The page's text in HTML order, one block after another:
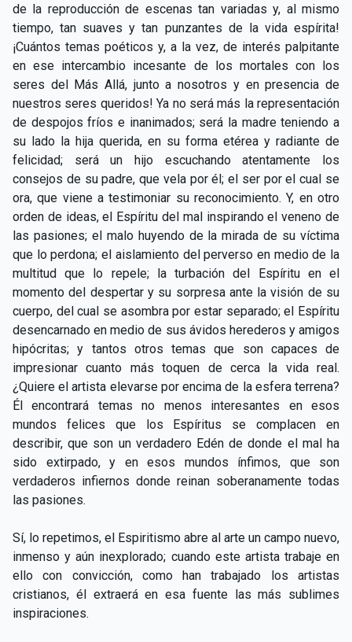
de la reproducción de escenas tan variadas y, al mismo
tiempo, tan suaves y tan punzantes de la vida espírita!
¡Cuántos temas poéticos y, a la vez, de interés palpitante
en ese intercambio incesante de los mortales con los
seres del Más Allá, junto a nosotros y en presencia de
nuestros seres queridos! Ya no será más la representación
de despojos fríos e inanimados; será la madre teniendo a
su lado la hija querida, en su forma etérea y radiante de
felicidad; será un hijo escuchando atentamente los
consejos de su padre, que vela por él; el ser por el cual se
ora, que viene a testimoniar su reconocimiento. Y, en otro
orden de ideas, el Espíritu del mal inspirando el veneno de
las pasiones; el malo huyendo de la mirada de su víctima
que lo perdona; el aislamiento del perverso en medio de la
multitud que lo repele; la turbación del Espíritu en el
momento del despertar y su sorpresa ante la visión de su
cuerpo, del cual se asombra por estar separado; el Espíritu
desencarnado en medio de sus ávidos herederos y amigos
hipócritas; y tantos otros temas que son capaces de
impresionar cuanto más toquen de cerca la vida real.
¿Quiere el artista elevarse por encima de la esfera terrena?
Él encontrará temas no menos interesantes en esos
mundos felices que los Espíritus se complacen en
describir, que son un verdadero Edén de donde el mal ha
sido extirpado, y en esos mundos ínfimos, que son
verdaderos infiernos donde reinan soberanamente todas
las pasiones.
Sí, lo repetimos, el Espiritismo abre al arte un campo nuevo,
inmenso y aún inexplorado; cuando este artista trabaje en
ello con convicción, como han trabajado los artistas
cristianos, él extraerá en esa fuente las más sublimes
inspiraciones.